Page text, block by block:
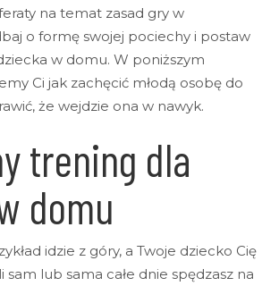
na temat zasad gry w
o formę swojej pociechy i postaw
w domu. W poniższym
Ci jak zachęcić młodą osobę do
że wejdzie ona w nawyk.
trening dla
domu
idzie z góry, a Twoje dziecko Cię
sam lub sama całe dnie spędzasz na